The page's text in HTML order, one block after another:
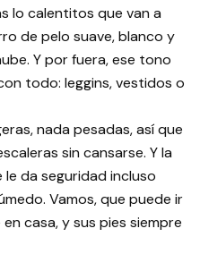
lo calentitos que van a
de pelo suave, blanco y
Y por fuera, ese tono
todo: leggins, vestidos o
nada pesadas, así que
sin cansarse. Y la
da seguridad incluso
Vamos, que puede ir
casa, y sus pies siempre